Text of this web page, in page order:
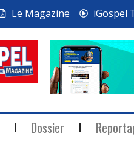
Le Magazine iGospel
Dossier